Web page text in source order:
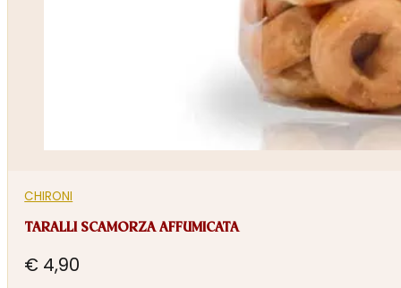
CHIRONI
TARALLI SCAMORZA AFFUMICATA
€ 4,90